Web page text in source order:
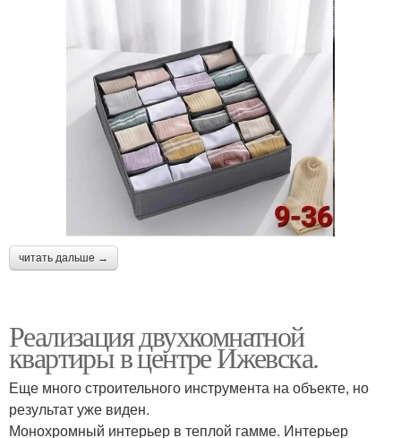
читать дальше →
Реализация двухкомнатной
квартиры в центре Ижевска.
Еще много строительного инструмента на объекте, но
результат уже виден.
Монохромный интерьер в теплой гамме. Интерьер